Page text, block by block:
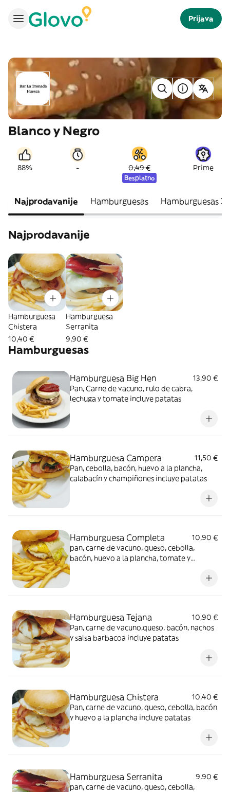
Prijava
Blanco y Negro
88% - 0,49 €
Besplatno
Prime
Najprodavanije Hamburguesas Hamburguesas XL
Najprodavanije
Hamburguesa
Chistera
10,40 €
Hamburguesa
Serranita
9,90 €
Hamburguesas
Hamburguesa Big Hen
13,90 €
Pan, Carne de vacuno, rulo de cabra,
lechuga y tomate incluye patatas
Hamburguesa Campera
11,50 €
Pan, cebolla, bacón, huevo a la plancha,
calabacín y champiñones incluye patatas
Hamburguesa Completa
10,90 €
pan, carne de vacuno, queso, cebolla,
bacón, huevo a la plancha, tomate y
Hamburguesa Tejana
10,90 €
Pan, carne de vacuno,queso, bacón, nachos
y salsa barbacoa incluye patatas
Hamburguesa Chistera
10,40 €
Pan, carne de vacuno, queso, cebolla, bacón
y huevo a la plancha incluye patatas
Hamburguesa Serranita
9,90 €
pan, carne de vacuno, queso, cebolla,